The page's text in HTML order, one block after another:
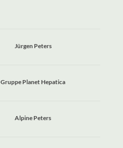
Jürgen Peters
Gruppe Planet Hepatica
Alpine Peters